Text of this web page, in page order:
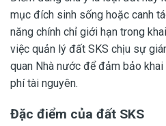
mục đích sinh sống hoặc canh
năng chính chỉ giới hạn trong
việc quản lý đất SKS chịu sự
quan Nhà nước để đảm bảo
phí tài nguyên.
Đặc điểm của đất SKS